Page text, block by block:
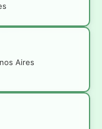
Aires